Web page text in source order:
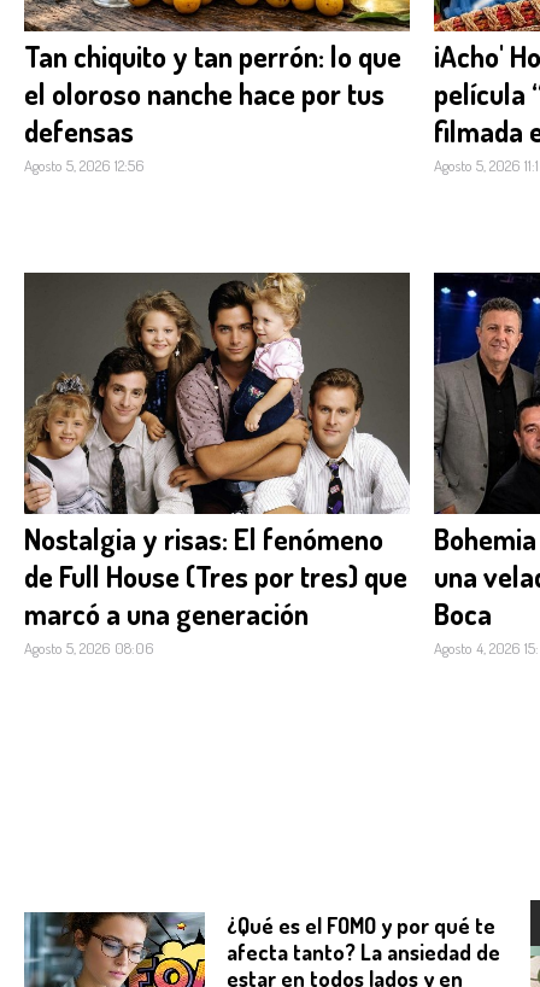
Tan chiquito y tan perrón: lo que
el oloroso nanche hace por tus
defensas
Agosto 5, 2026 12:56
¡Acho'
película
filmada
Agosto 5, 2026
Nostalgia y risas: El fenómeno
de Full House (Tres por tres) que
marcó a una generación
Agosto 5, 2026 08:06
una
Boca
Agosto 4, 2026
¿Qué es el FOMO y por qué te
afecta tanto? La ansiedad de
estar en todos lados y en